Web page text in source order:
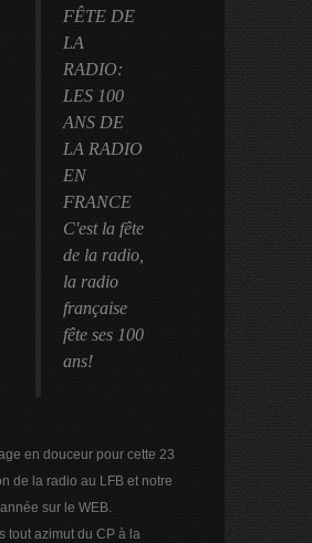
FÊTE DE
LA
RADIO:
LES 100
ANS DE
LA RADIO
EN
FRANCE
C'est la fête
de la radio,
la radio
française
fête ses 100
ans!
en douceur pour cette 23
de la radio au LFB et notre
sur le WEB.
tout azimut du CP à la